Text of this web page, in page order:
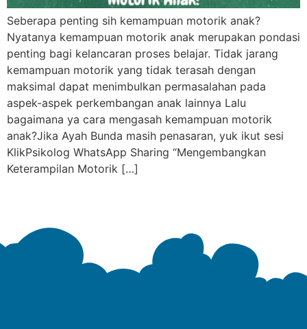
Seberapa penting sih kemampuan motorik anak?
Nyatanya kemampuan motorik anak merupakan pondasi
penting bagi kelancaran proses belajar. Tidak jarang
kemampuan motorik yang tidak terasah dengan
maksimal dapat menimbulkan permasalahan pada
aspek-aspek perkembangan anak lainnya Lalu
bagaimana ya cara mengasah kemampuan motorik
anak?Jika Ayah Bunda masih penasaran, yuk ikut sesi
KlikPsikolog WhatsApp Sharing “Mengembangkan
Keterampilan Motorik […]